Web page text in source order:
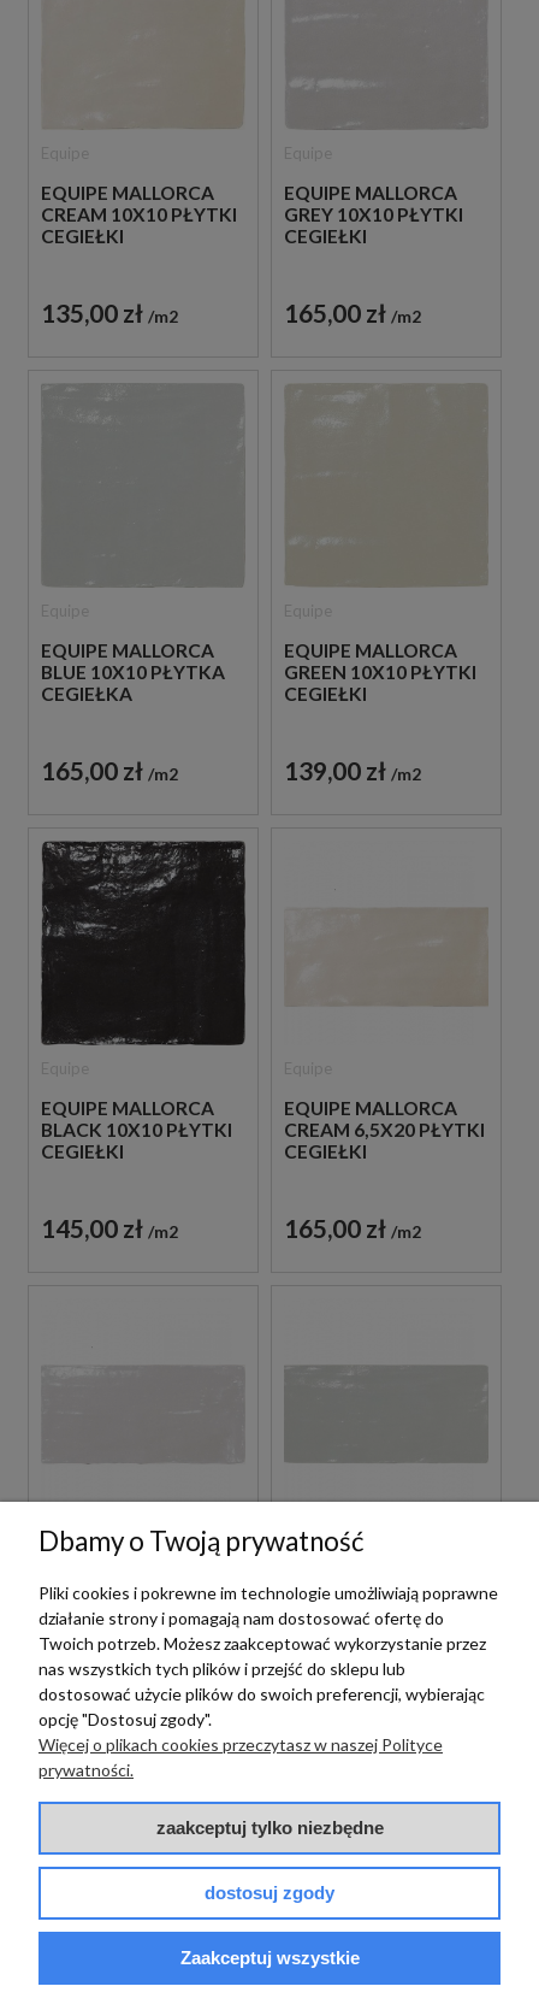
EQUIPE MALLORCA
CREAM 10X10 PŁYTKI
CEGIEŁKI
135,00 zł m2
EQUIPE MALLORCA
GREY 10X10 PŁYTKI
CEGIEŁKI
165,00 zł m2
EQUIPE MALLORCA
BLUE 10X10 PŁYTKA
CEGIEŁKA
165,00 zł m2
EQUIPE MALLORCA
GREEN 10X10 PŁYTKI
CEGIEŁKI
139,00 zł m2
EQUIPE MALLORCA
BLACK 10X10 PŁYTKI
CEGIEŁKI
145,00 zł m2
EQUIPE MALLORCA
CREAM 6,5X20 PŁYTKI
CEGIEŁKI
165,00 zł m2
GREY 6,5X20 PŁYTKI
CEGIEŁKI
165,00 zł m2
BLUE 6,5X20 PŁYTKI
CEGIEŁKI
165,00 zł m2
Equipe Equipe
Dbamy o Twoją prywatność
Pliki cookies i pokrewne im technologie umożliwiają poprawne
działanie strony i pomagają nam dostosować ofertę do
Twoich potrzeb. Możesz zaakceptować wykorzystanie przez
nas wszystkich tych plików i przejść do sklepu lub
dostosować użycie plików do swoich preferencji, wybierając
opcję "Dostosuj zgody".
Więcej o plikach cookies przeczytasz w naszej Polityce
prywatności.
zaakceptuj tylko niezbędne
dostosuj zgody
Zaakceptuj wszystkie